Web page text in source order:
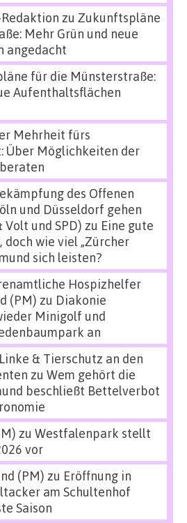
zu Zukunftspläne
Mehr Grün und neue
angedacht
für die Münsterstraße:
Aufenthaltsflächen
Mehrheit fürs
Über Möglichkeiten der
des Offenen
und Düsseldorf gehen
Volt und SPD) zu Eine gute
wie viel „Zürcher
sich leisten?
Hospizhelfer
(PM) zu Diakonie
Minigolf und
an
& Tierschutz an den
zu Wem gehört die
beschließt Bettelverbot
zu Westfalenpark stellt
vor
(PM) zu Eröffnung in
am Schultenhof
Saison